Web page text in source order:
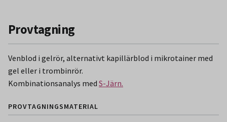
Provtagning
Venblod i gelrör, alternativt kapillärblod i mikrotainer med
gel eller i trombinrör.
Kombinationsanalys med S-Järn.
PROVTAGNINGSMATERIAL